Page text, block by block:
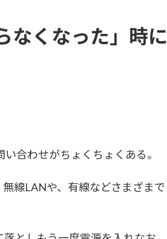
なくなった」時に
合わせがちょくちょくある。
線LANや、有線などさまざまで